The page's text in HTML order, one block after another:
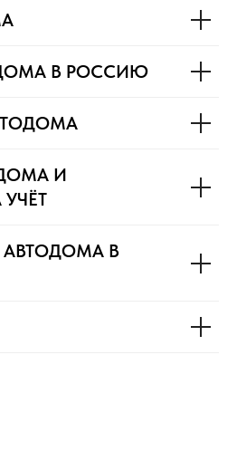
В РОССИЮ
И
В